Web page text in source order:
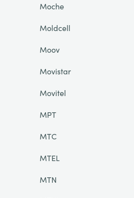
Moche
Moldcell
Moov
Movistar
Movitel
MPT
MTC
MTEL
MTN